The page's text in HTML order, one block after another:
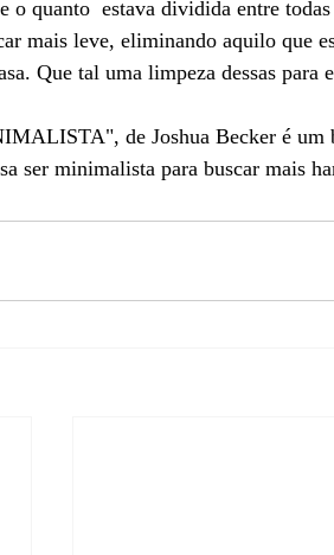
o quanto  estava dividida entre
mais leve, eliminando aquilo que
Que tal uma limpeza dessas para
de Joshua Becker é um
ser minimalista para buscar mais